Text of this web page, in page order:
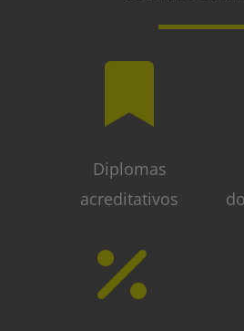
Diplomas
acreditativos